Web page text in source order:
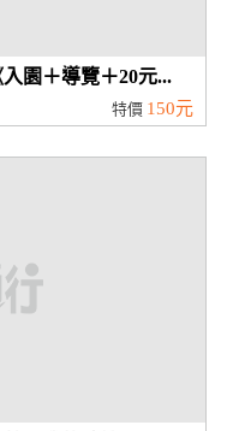
園＋導覽＋20元...
特價 150元